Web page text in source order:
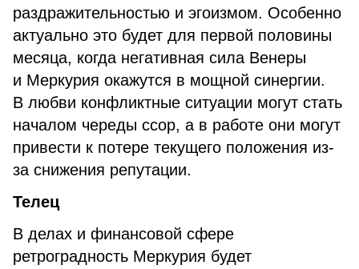
раздражительностью и эгоизмом. Особенно
актуально это будет для первой половины
месяца, когда негативная сила Венеры
и Меркурия окажутся в мощной синергии.
В любви конфликтные ситуации могут стать
началом череды ссор, а в работе они могут
привести к потере текущего положения из-
за снижения репутации.
Телец
В делах и финансовой сфере
ретроградность Меркурия будет